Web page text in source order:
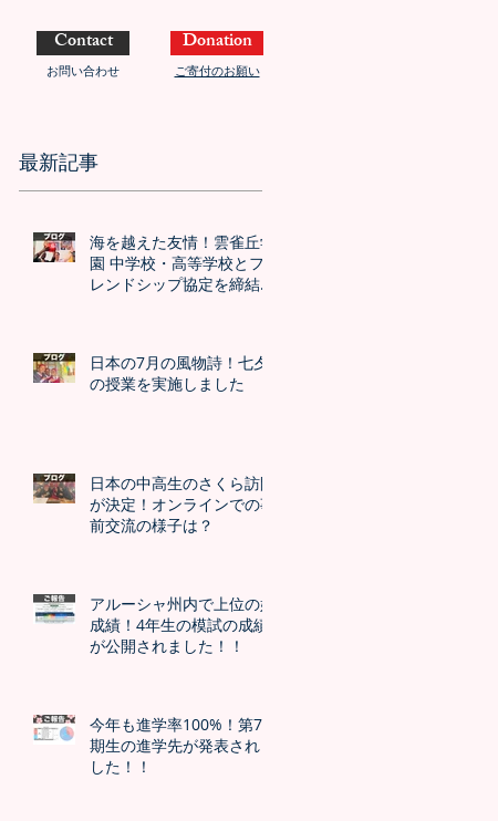
Contact
お問い合わせ
Donation
ご寄付のお願い
最新記事
海を越えた友情！雲雀丘学
園 中学校・高等学校とフ
レンドシップ協定を締結し
日本の7月の風物詩！七夕
の授業を実施しました
日本の中高生のさくら訪問
が決定！オンラインでの事
前交流の様子は？
アルーシャ州内で上位の好
成績！4年生の模試の成績
が公開されました！！
今年も進学率100%！第7
期生の進学先が発表されま
した！！